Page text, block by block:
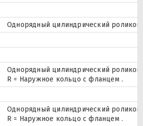
Однорядный цилиндрический
Однорядный цилиндрический
R = Наружное кольцо с фланцем .
Однорядный цилиндрический
R = Наружное кольцо с фланцем .